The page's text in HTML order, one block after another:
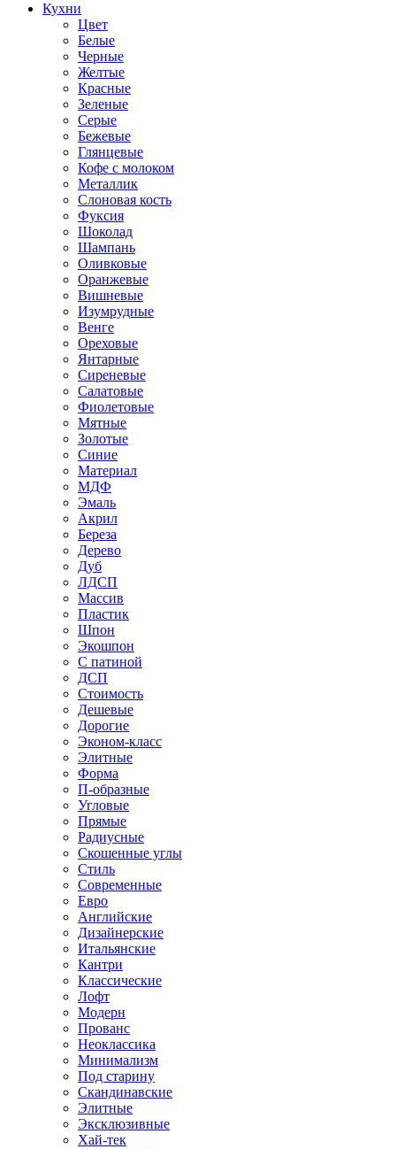
Кухни
Цвет
Белые
Черные
Желтые
Красные
Зеленые
Серые
Бежевые
Глянцевые
Кофе с молоком
Металлик
Слоновая кость
Фуксия
Шоколад
Шампань
Оливковые
Оранжевые
Вишневые
Изумрудные
Венге
Ореховые
Янтарные
Сиреневые
Салатовые
Фиолетовые
Мятные
Золотые
Синие
Материал
МДФ
Эмаль
Акрил
Береза
Дерево
Дуб
ЛДСП
Массив
Пластик
Шпон
Экошпон
С патиной
ДСП
Стоимость
Дешевые
Дорогие
Эконом-класс
Элитные
Форма
П-образные
Угловые
Прямые
Радиусные
Скошенные углы
Стиль
Современные
Евро
Английские
Дизайнерские
Итальянские
Кантри
Классические
Лофт
Модерн
Прованс
Неоклассика
Минимализм
Под старину
Скандинавские
Элитные
Эксклюзивные
Хай-тек